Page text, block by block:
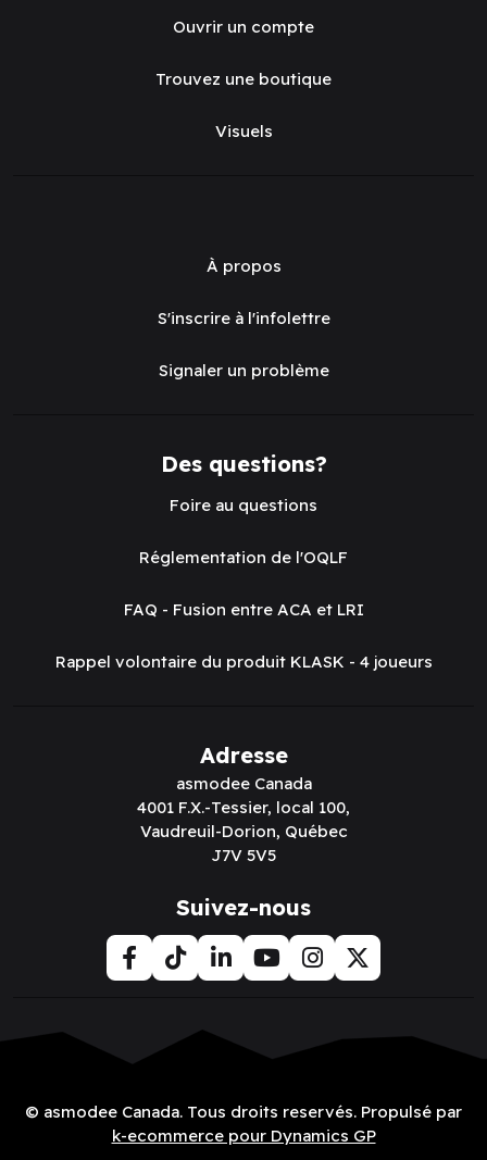
Ouvrir un compte
Trouvez une boutique
Visuels
À propos
S'inscrire à l'infolettre
Signaler un problème
Des questions?
Foire au questions
Réglementation de l'OQLF
FAQ - Fusion entre ACA et LRI
Rappel volontaire du produit KLASK - 4 joueurs
Adresse
asmodee Canada
4001 F.X.-Tessier, local 100,
Vaudreuil-Dorion, Québec
J7V 5V5
Suivez-nous
© asmodee Canada. Tous droits reservés. Propulsé par
k-ecommerce pour Dynamics GP